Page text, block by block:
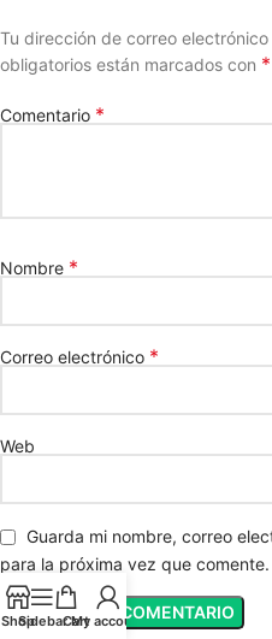
Tu dirección de correo
obligatorios están marcados con *
Comentario *
Nombre *
Correo electrónico *
Web
Guarda mi nombre, correo
para la próxima vez que comente.
ShopSidebarCart
My account